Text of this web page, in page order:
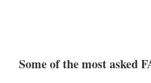
Some of the most asked